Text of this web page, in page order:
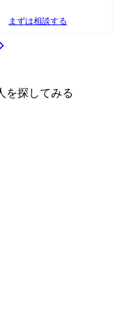
・主体性を持って行動
自ら動き、必要に応じて
ンにクリエイティブチー
。 将来的には、日本にお
、チームの立ち上げや拡
用の場合:契約期間は原則
て、全国の支社、工場、
ニティをつくる」ため
くの人にピグを届けるた
、アバター市場でグロー
たい世界を実現しなが
まずは相談する
を探してみる